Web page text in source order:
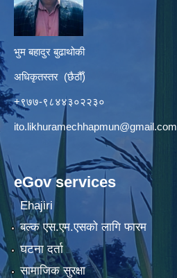
भुम बहादुर बुढाथोकी
अधिकृतस्तर (छैठौँ)
+९७७-९८४४३०२२३०
ito.likhuramechhapmun@gmail.com
eGov services
Ehajiri
बल्क एस.एम.एसको लागि फारम
घटना दर्ता
सामाजिक सुरक्षा